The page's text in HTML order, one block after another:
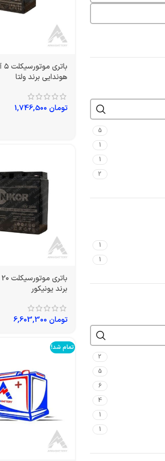
5
1
1
2
1
1
2
5
6
4
1
1
هوندایی برند ولتا
تومان
برند یونیکور
تومان
تمام شد!